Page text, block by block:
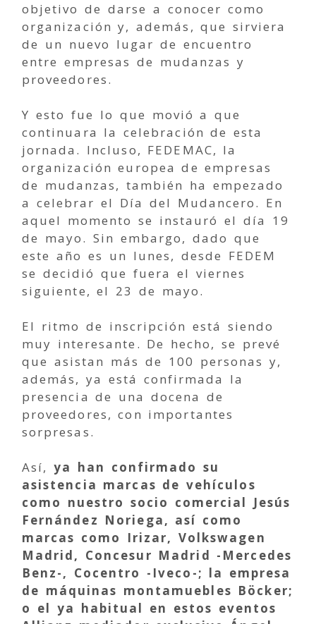
objetivo de darse a conocer como
organización y, además, que sirviera
de un nuevo lugar de encuentro
entre empresas de mudanzas y
proveedores.
Y esto fue lo que movió a que
continuara la celebración de esta
jornada. Incluso, FEDEMAC, la
organización europea de empresas
de mudanzas, también ha empezado
a celebrar el Día del Mudancero. En
aquel momento se instauró el día 19
de mayo. Sin embargo, dado que
este año es un lunes, desde FEDEM
se decidió que fuera el viernes
siguiente, el 23 de mayo.
El ritmo de inscripción está siendo
muy interesante. De hecho, se prevé
que asistan más de 100 personas y,
además, ya está confirmada la
presencia de una docena de
proveedores, con importantes
sorpresas.
Así,ya han confirmado su
asistencia marcas de vehículos
como nuestro socio comercial Jesús
Fernández Noriega, así como
marcas como Irizar, Volkswagen
Madrid, Concesur Madrid -Mercedes
Benz-, Cocentro -Iveco-; la empresa
de máquinas montamuebles Böcker;
o el ya habitual en estos eventos